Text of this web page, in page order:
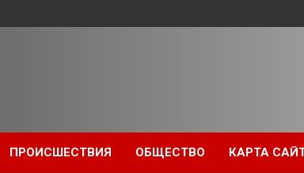
ПРОИСШЕСТВИЯ ОБЩЕСТВО КАРТА